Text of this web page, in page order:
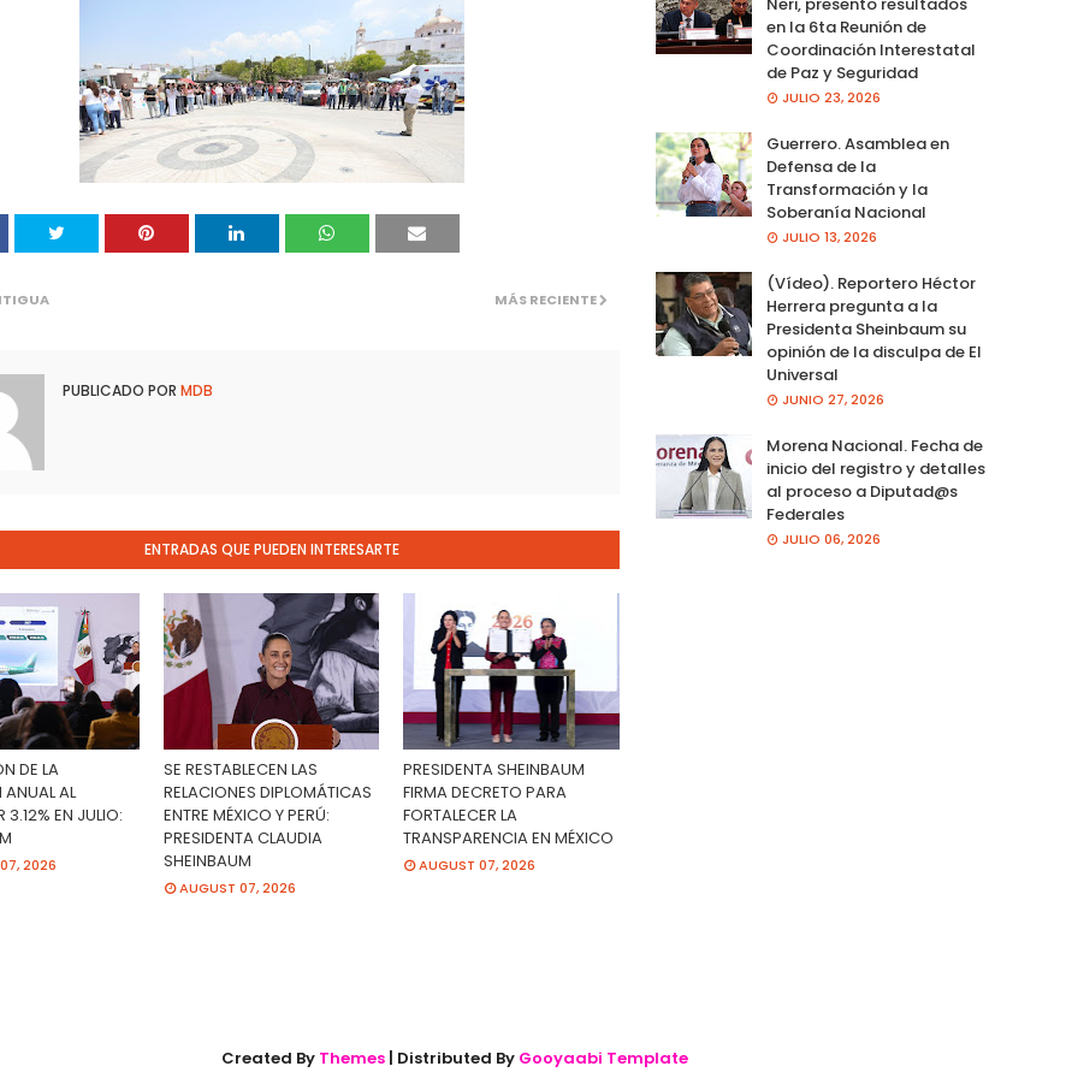
MÁS RECIENTE
PUBLICADO POR MDB
ENTRADAS QUE PUEDEN INTERESARTE
DE LA
ANUAL AL
3.12% EN JULIO:
2026
SE RESTABLECEN LAS
RELACIONES DIPLOMÁTICAS
ENTRE MÉXICO Y PERÚ:
PRESIDENTA CLAUDIA
SHEINBAUM
AUGUST 07, 2026
PRESIDENTA SHEINBAUM
FIRMA DECRETO PARA
FORTALECER LA
TRANSPARENCIA EN MÉXICO
AUGUST 07, 2026
en la 6ta Reunión de
Coordinación Interestatal
de Paz y Seguridad
JULIO 23, 2026
Guerrero. Asamblea en
Defensa de la
Transformación y la
Soberanía Nacional
JULIO 13, 2026
(Vídeo). Reportero Héctor
Herrera pregunta a la
Presidenta Sheinbaum su
opinión de la disculpa de El
Universal
JUNIO 27, 2026
Morena Nacional. Fecha de
inicio del registro y detalles
al proceso a Diputad@s
Federales
JULIO 06, 2026
Created By Themes| Distributed By Gooyaabi Template